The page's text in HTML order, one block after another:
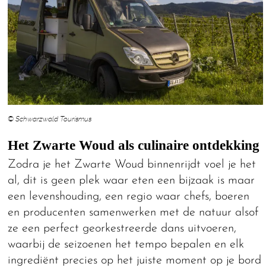
© Schwarzwald Tourismus
Het Zwarte Woud als culinaire ontdekking
Zodra je het Zwarte Woud binnenrijdt voel je het
al, dit is geen plek waar eten een bijzaak is maar
een levenshouding, een regio waar chefs, boeren
en producenten samenwerken met de natuur alsof
ze een perfect georkestreerde dans uitvoeren,
waarbij de seizoenen het tempo bepalen en elk
ingrediënt precies op het juiste moment op je bord